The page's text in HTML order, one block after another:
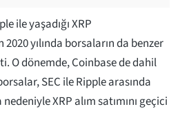
ile yaşadığı XRP
2020 yılında borsaların da benzer
O dönemde, Coinbase de dahil
SEC ile Ripple arasında
XRP alım satımını geçici